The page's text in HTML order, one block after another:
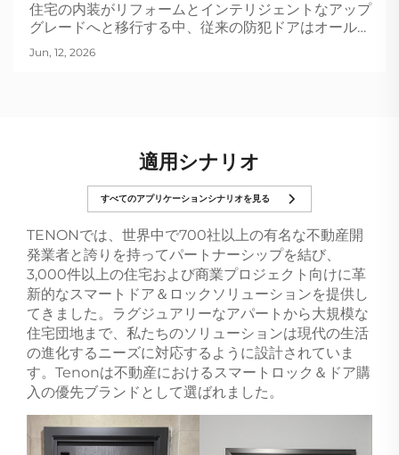
キスパートから革新的なスマートドアブラ
ンドの先駆者へ
住宅の内装がリフォームとインテリジェントなアップ
グレードへと移行する中、従来の防犯ドアはオールイ
ンワン型のスマートドアへと進化しています。家庭に
おける最初のスマートセキュリティゲートウェイとし
Jun, 12, 2026
適用シナリオ
すべてのアプリケーションシナリオを見る
TENONでは、世界中で700社以上の有名な不動産開
発業者と誇りを持ってパートナーシップを結び、
3,000件以上の住宅および商業プロジェクト向けに革
新的なスマートドア＆ロックソリューションを提供し
てきました。ラグジュアリーなアパートから大規模な
住宅団地まで、私たちのソリューションは現代の生活
の進化するニーズに対応するように設計されていま
す。Tenonは不動産におけるスマートロック＆ドア購
入の優先ブランドとして選ばれました。